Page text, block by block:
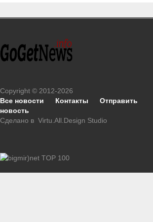
Copyright © 2012-2026
Все новости
Контакты
Отправить
новость
Сделано в Virtu.All.Design Studio